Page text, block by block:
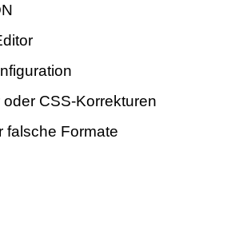
CSS-Korrekturen
falsche Formate